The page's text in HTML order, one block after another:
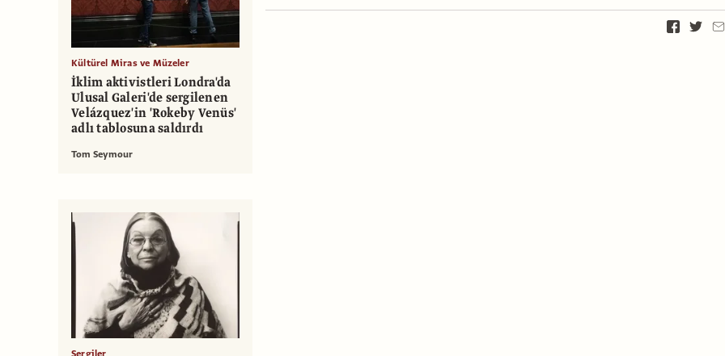
Kültürel Miras ve Müzeler
İklim aktivistleri Londra'da
Ulusal Galeri'de sergilenen
Velázquez'in 'Rokeby Venüs'
adlı tablosuna saldırdı
Tom Seymour